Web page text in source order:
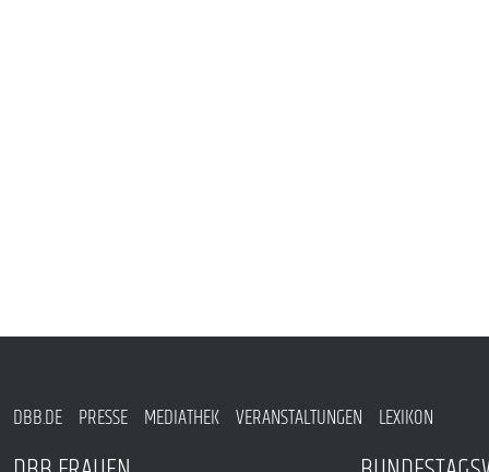
DBB.DE PRESSE MEDIATHEK VERANSTALTUNGEN LEXIKON